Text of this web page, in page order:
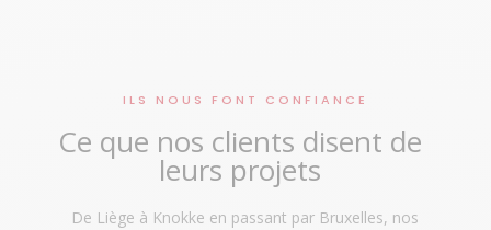
ILS NOUS FONT CONFIANCE
Ce que nos clients disent de
leurs projets
De Liège à Knokke en passant par Bruxelles, nos